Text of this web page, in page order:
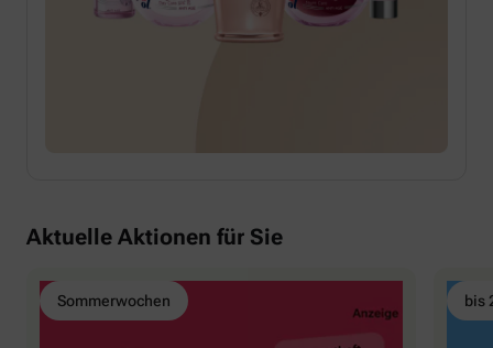
Aktuelle Aktionen für Sie
Sommerwochen bis